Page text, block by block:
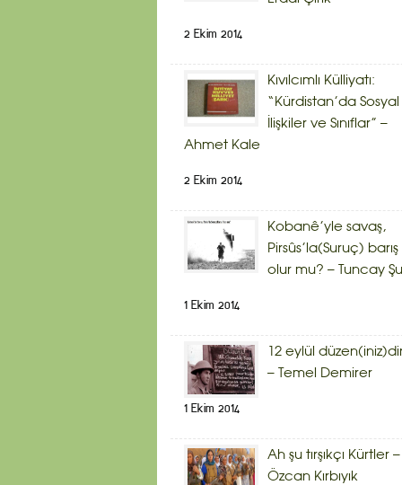
2 Ekim 2014
Kıvılcımlı Külliyatı:
“Kürdistan’da Sosyal
İlişkiler ve Sınıflar” –
Ahmet Kale
2 Ekim 2014
Kobanê’yle savaş,
Pirsûs’la(Suruç) barış
olur mu? – Tuncay
1 Ekim 2014
12 eylül
– Temel Demirer
1 Ekim 2014
Ah şu tırşıkçı Kürtler –
Özcan Kırbıyık